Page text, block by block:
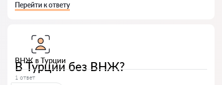
Перейти к ответу
ВНЖ в Турции
В Турции без ВНЖ?
1 ответ